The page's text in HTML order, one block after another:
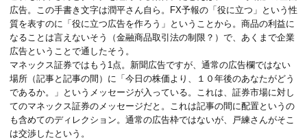
広告。この手書き文字は潤平さん自ら。FX予報の「役に立つ」という性
質を表すのに「役に立つ広告を作ろう」ということから。商品の利益に
なることは言えないそう（金融商品取引法の制限？）で、あくまで企業
広告ということで通したそう。
マネックス証券ではもう1点。新聞広告ですが、通常の広告欄ではない
場所（記事と記事の間）に「今日の株価より、１０年後のあなたがどう
であるか。」というメッセージが入っている。これは、証券市場に対し
てのマネックス証券のメッセージだと。これは記事の間に配置というの
も含めてのディレクション。通常の広告枠ではないが、戸練さんがそこ
は交渉したという。